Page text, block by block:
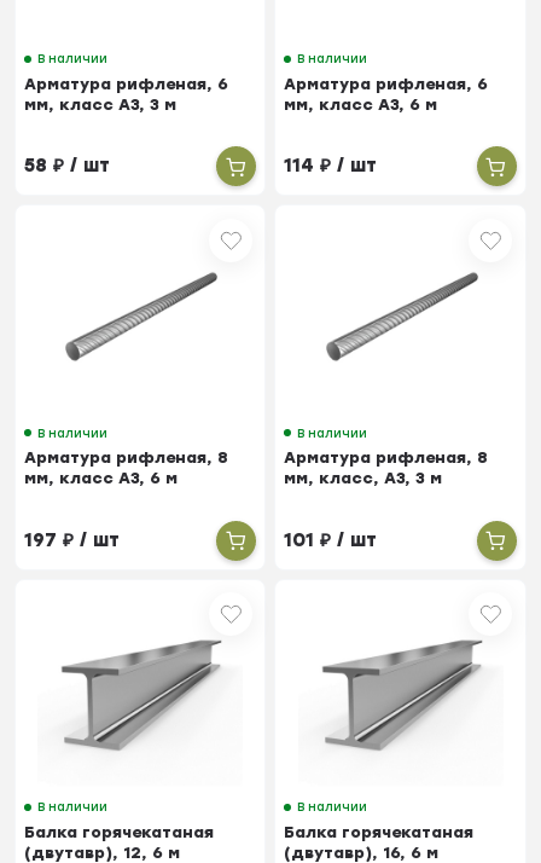
В наличии
Арматура рифленая, 6
мм, класс А3, 3 м
58₽ / шт
В наличии
Арматура рифленая, 6
мм, класс А3, 6 м
114₽ / шт
В наличии
Арматура рифленая, 8
мм, класс А3, 6 м
197₽ / шт
В наличии
Арматура рифленая, 8
мм, класс, А3, 3 м
101₽ / шт
В наличии
Балка горячекатаная
(двутавр), 12, 6 м
В наличии
Балка горячекатаная
(двутавр), 16, 6 м